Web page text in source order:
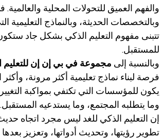
والفهم العميق للتحولات المحلية والعالمية.
وبالتخصصات الحديثة، وبالنماذج
تتبنى مفهوم التعليم الذكي بشكل جاد
للمستقبل.
وبالنسبة إلى مجموعة في بي إن إن للتعليم
فرصة لبناء نماذج تعليمية أكثر مرونة،
يكون للمؤسسات التي تكتفي بمواكبة
وما يتطلبه المجتمع، وما يستدعيه المستقبل.
إن التعليم الذكي للغد ليس مجرد اتجاه
تطوير رؤيتها، وتحديث أدواتها، وتعزيز